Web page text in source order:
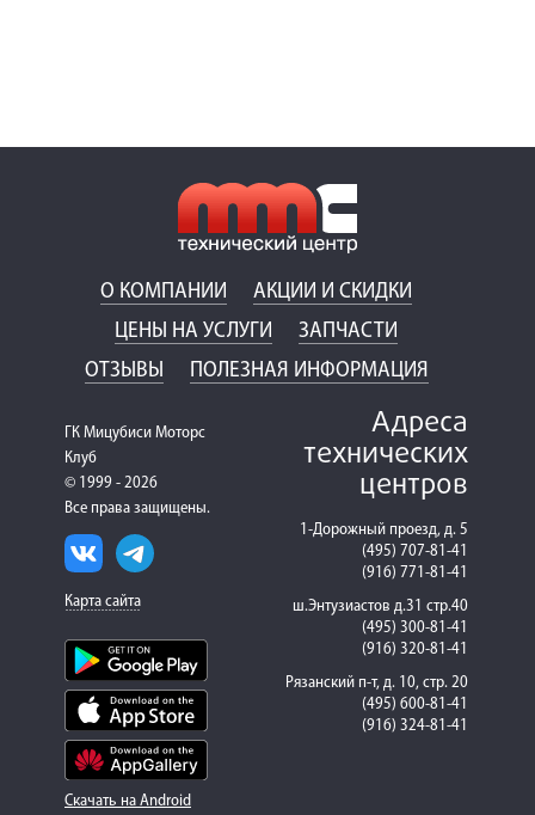
О КОМПАНИИ
АКЦИИ И СКИДКИ
ЦЕНЫ НА УСЛУГИ
ЗАПЧАСТИ
ОТЗЫВЫ
ПОЛЕЗНАЯ ИНФОРМАЦИЯ
ГК Мицубиси Моторс
Клуб
© 1999 - 2026
Все права защищены.
Карта сайта
Скачать на Android
Адреса
технических
центров
1-Дорожный проезд, д. 5
(495) 707-81-41
(916) 771-81-41
ш.Энтузиастов д.31 стр.40
(495) 300-81-41
(916) 320-81-41
Рязанский п-т, д. 10, стр. 20
(495) 600-81-41
(916) 324-81-41